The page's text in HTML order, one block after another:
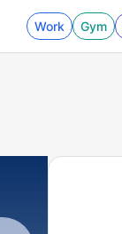
Work Gym